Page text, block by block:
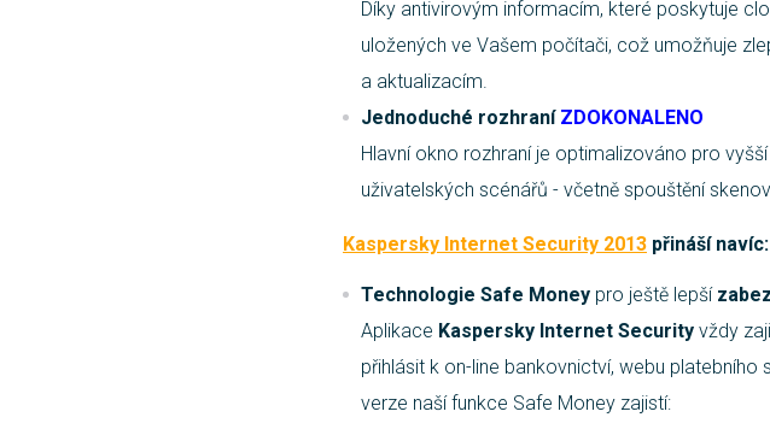
Díky antivirovým informacím, které poskytuje
uložených ve Vašem počítači, což umožňuje
a aktualizacím.
Jednoduché rozhraní ZDOKONALENO
Hlavní okno rozhraní je optimalizováno pro
uživatelských scénářů - včetně spouštění
Kaspersky Internet Security 2013 přináší navíc:
Technologie Safe Money pro ještě lepší
Aplikace Kaspersky Internet Security vždy
přihlásit k on-line bankovnictví, webu
verze naší funkce Safe Money zajistí: